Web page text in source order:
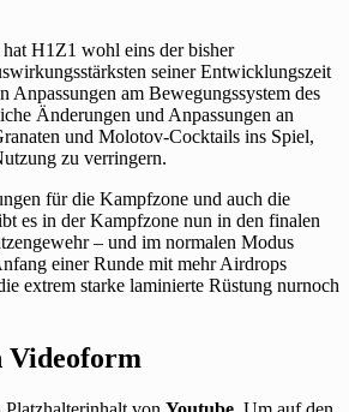
H1Z1 wohl eins der bisher
seiner Entwicklungszeit
Anpassungen am Bewegungssystem des
Änderungen und Anpassungen an
und Molotov-Cocktails ins Spiel,
zu verringern.
für die Kampfzone und auch die
es in der Kampfzone nun in den finalen
– und im normalen Modus
einer Runde mit mehr Airdrops
extrem starke laminierte Rüstung nurnoch
Videoform